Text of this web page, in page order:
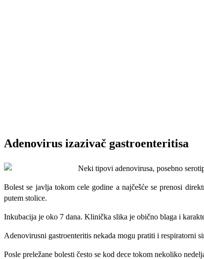
Adenovirus izazivač gastroenteritisa
Neki tipovi adenovirusa, posebno
Bolest se javlja tokom cele godine a najčešće se prenosi
putem stolice.
Inkubacija je oko 7 dana. Klinička slika je obično blaga i
Adenovirusni gastroenteritis nekada mogu pratiti i respiratorni
Posle preležane bolesti često se kod dece tokom nekoliko